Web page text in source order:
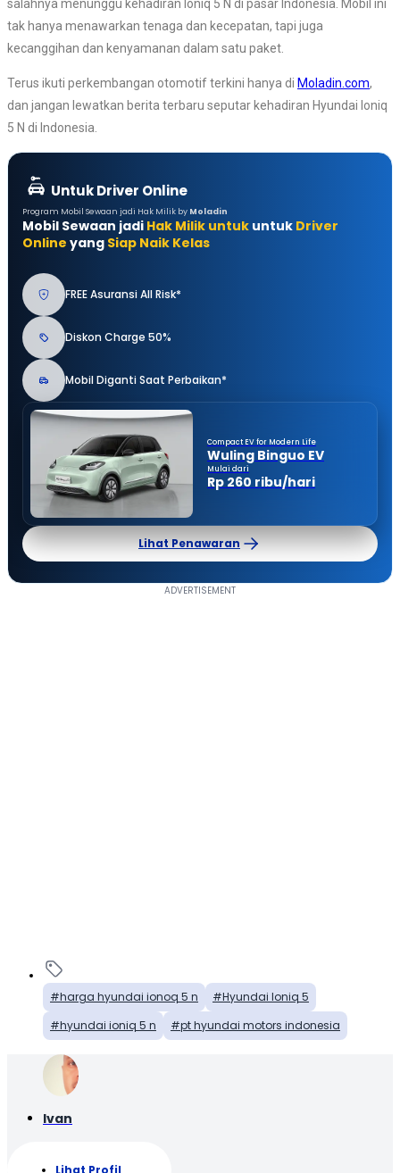
salahnya menunggu kehadiran Ioniq 5 N di pasar Indonesia. Mobil ini
tak hanya menawarkan tenaga dan kecepatan, tapi juga
kecanggihan dan kenyamanan dalam satu paket.
Terus ikuti perkembangan otomotif terkini hanya di Moladin.com,
dan jangan lewatkan berita terbaru seputar kehadiran Hyundai Ioniq
5 N di Indonesia.
Untuk Driver Online
Program Mobil Sewaan jadi Hak Milik by Moladin
Mobil Sewaan jadi Hak Milik untuk untuk Driver
Online yang Siap Naik Kelas
FREE Asuransi All Risk*
Diskon Charge 50%
Mobil Diganti Saat Perbaikan*
Compact EV for Modern Life
Wuling Binguo EV
Mulai dari
Rp 260 ribu/hari
Lihat Penawaran
harga hyundai ionoq 5 n
Hyundai Ioniq 5
hyundai ioniq 5 n
pt hyundai motors indonesia
Ivan